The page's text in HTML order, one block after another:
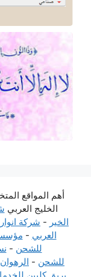
أهم المواقع
الخليج العربي
الخير - شركة
العربي -
للشحن -
للشحن -